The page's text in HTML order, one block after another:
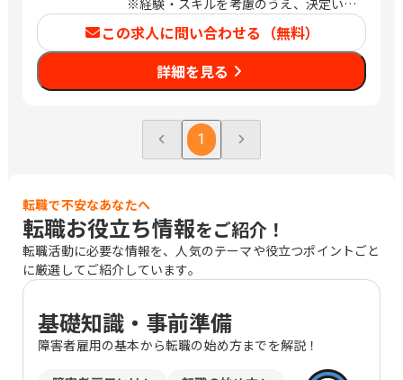
都府京都市中京区、兵庫県配属の場合は
兵庫県神戸市中央区、岡山県配属の場合
は岡山県岡山市北区、広島県配属の場合
は広島県広島市中区、福岡県配属の場合
は福岡県福岡市中央区への配属となりま
す。） （変更の範囲）会社の定める営業
※経験・スキルを考慮のうえ、決定いた
します。
この求人に問い合わせる（無料）
詳細を見る
1
転職で不安なあなたへ
転職お役立ち情報をご紹介！
転職活動に必要な情報を、人気のテーマや役立つポイントごと
に厳選してご紹介しています。
基礎知識・事前準備
障害者雇用の基本から転職の始め方までを解説！